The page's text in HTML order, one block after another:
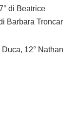
di Beatrice
Barbara Troncar
12° Nathan